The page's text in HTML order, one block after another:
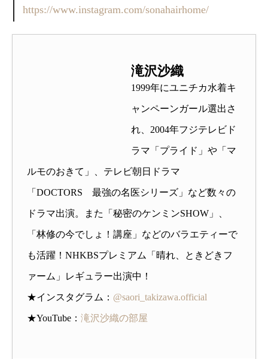
https://www.instagram.com/sonahairhome/
滝沢沙織
1999年にユニチカ水着キ
ャンペーンガール選出さ
れ、2004年フジテレビド
ラマ「プライド」や「マ
ルモのおきて」、テレビ朝日ドラマ
「DOCTORS 最強の名医シリーズ」など数々の
ドラマ出演。また「秘密のケンミンSHOW」、
「林修の今でしょ！講座」などのバラエティーで
も活躍！NHKBSプレミアム「晴れ、ときどきフ
ァーム」レギュラー出演中！
★インスタグラム： @saori_takizawa.official
★YouTube： 滝沢沙織の部屋